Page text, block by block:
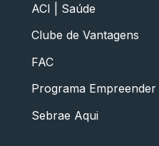
ACI | Saúde
Clube de Vantagens
FAC
Programa Empreender
Sebrae Aqui